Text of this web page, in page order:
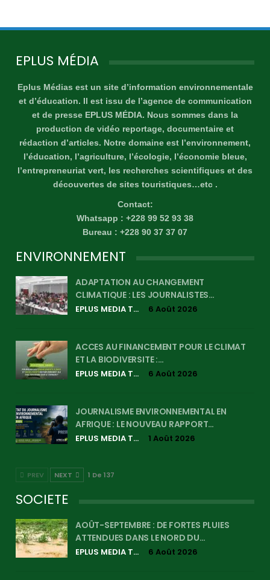
EPLUS MÉDIA
Eplus Médias est un site d’information environnementale
et d’éducation. Il est issu de l’agence de communication
et de presse EPLUS MÉDIA. Nous sommes dans la
production de vidéo reportage, documentaire et
rédaction d’articles. Notre domaine est l’environnement,
l’éducation, l’agriculture, l’écologie, l’économie bleue,
l’entrepreneuriat vert, les recherches scientifiques et des
découvertes de sites touristiques…etc .
Contact:
Whatsapp : +228 99 52 93 38
Bureau : +228 90 37 37 07
ENVIRONNEMENT
ADAPTATION AU CHANGEMENT
CLIMATIQUE : LES JOURNALISTES…
EPLUS MEDIA TV 6 Août 2026
ACCES AU FINANCEMENT POUR LE CLIMAT
ET LA BIODIVERSITE :…
EPLUS MEDIA TV 6 Août 2026
JOURNALISME ENVIRONNEMENTAL EN
AFRIQUE : LE NOUVEAU RAPPORT…
EPLUS MEDIA TV 1 Août 2026
PREV NEXT 1 De 137
SOCIETE
AOÛT-SEPTEMBRE : DE FORTES PLUIES
ATTENDUES DANS LE NORD DU…
EPLUS MEDIA TV 6 Août 2026